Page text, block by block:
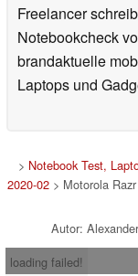
Freelancer
Notebookcheck
brandaktuelle
Laptops und
> Notebook Test,
2020-02> Motorola Razr
Autor:
loading failed!